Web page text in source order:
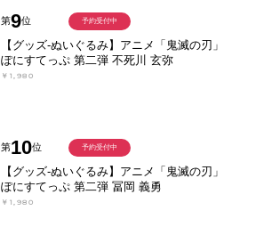
第9位
【グッズ-ぬいぐるみ】アニメ「鬼滅の刃」
ぽにすてっぷ 第二弾 不死川 玄弥
￥1,980
予約受付中
第10位
【グッズ-ぬいぐるみ】アニメ「鬼滅の刃」
ぽにすてっぷ 第二弾 冨岡 義勇
￥1,980
予約受付中